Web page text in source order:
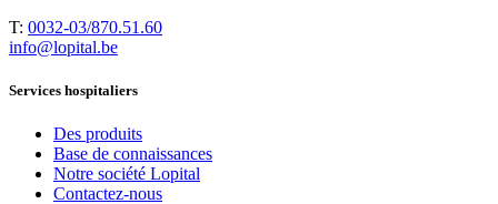
T: 0032-03/870.51.60
info@lopital.be
Services hospitaliers
Des produits
Base de connaissances
Notre société Lopital
Contactez-nous